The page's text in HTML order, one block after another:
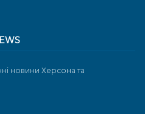
новини Херсона та